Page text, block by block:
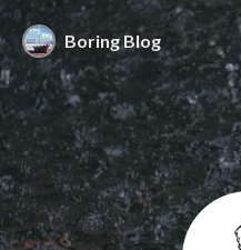
Boring Blog